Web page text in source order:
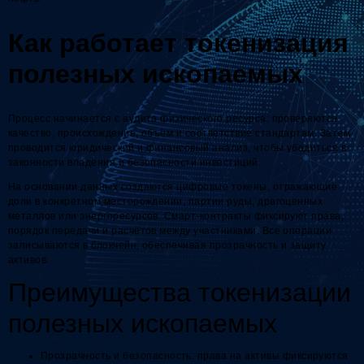
Как работает токенизация
полезных ископаемых
Процесс начинается с аудита физического ресурса: проверяются
качество, происхождение, объём и соответствие стандартам. Затем
проводится юридический и финансовый анализ, чтобы убедиться в
законности владения и безопасности инвестиций.
На основании данных создаются цифровые токены, отражающие
доли в конкретном месторождении, партии руды, драгоценных
металлов или энергоресурсов. Смарт-контракты фиксируют права,
порядок передачи и расчётов между участниками. Все операции
записываются в блокчейн, обеспечивая прозрачность и защиту
активов.
Преимущества токенизации
полезных ископаемых
Прозрачность и безопасность: права на активы фиксируются